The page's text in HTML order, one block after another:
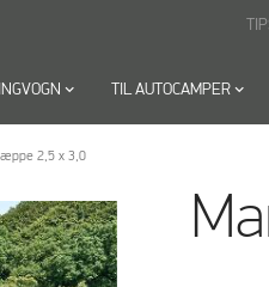
keyboard_arrow_down TIL AUTOCAMPERkeyboard_arrow_down
2,5 x 3,0